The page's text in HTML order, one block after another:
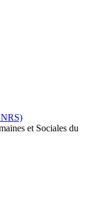
et Sociales du